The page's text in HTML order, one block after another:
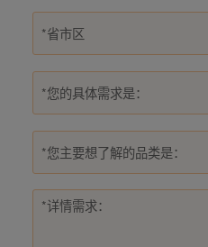
*您的具体需求是：
*您主要想了解的品类是：